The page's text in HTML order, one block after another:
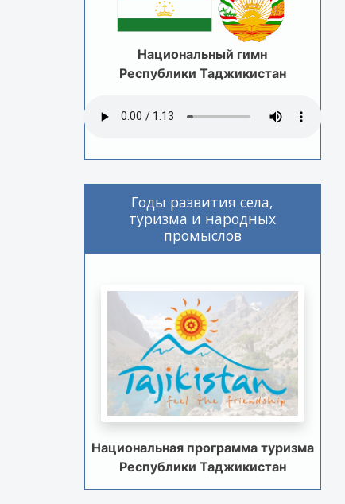
Национальный гимн
Республики Таджикистан
Годы развития села,
туризма и народных
промыслов
Национальная программа туризма
Республики Таджикистан